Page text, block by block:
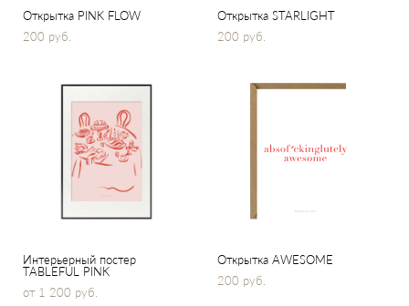
Открытка PINK FLOW
200 pуб.
Открытка STARLIGHT
200 pуб.
Интерьерный постер
TABLEFUL PINK
от 1 200 pуб.
Открытка AWESOME
200 pуб.